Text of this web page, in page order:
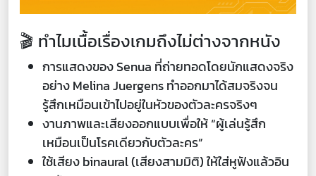
🎬 ทำไมเนื้อเรื่องเกมถึงไม่ต่างจากหนัง
การแสดงของ Senua ที่ถ่ายทอดโดยนักแสดงจริง
อย่าง Melina Juergens ทำออกมาได้สมจริงจน
รู้สึกเหมือนเข้าไปอยู่ในหัวของตัวละครจริงๆ
งานภาพและเสียงออกแบบเพื่อให้ “ผู้เล่นรู้สึก
เหมือนเป็นโรคเดียวกับตัวละคร”
ใช้เสียง binaural (เสียงสามมิติ) ให้ใส่หูฟังแล้วอิน